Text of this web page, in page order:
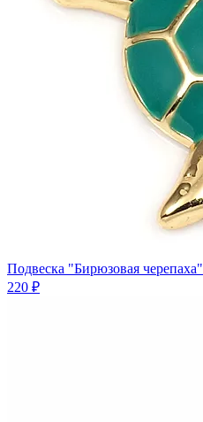
Подвеска "Бирюзовая черепаха"
220 ₽